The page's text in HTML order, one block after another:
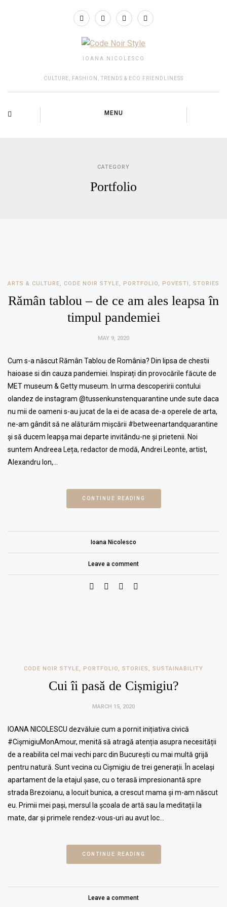
IOANA NICOLESCO
CULTURE, FASHION, TRENDS & ECO FRIENDLINESS
MENU
CATEGORY
Portfolio
ARTS & CULTURE, CODE NOIR STYLE, PORTFOLIO, POVESTI , STORIES
Rămân tablou – de ce am ales leapsa în
timpul pandemiei
MAY 9, 2020
Cum s-a născut Rămân Tablou de România? Din lipsa de chestii
haioase si din cauza pandemiei. Inspirați din provocările făcute de
MET museum & Getty museum. In urma descoperirii contului
olandez de instagram @tussenkunstenquarantine unde sute daca
nu mii de oameni s-au jucat de la ei de acasa de-a operele de arta,
ne-am gândit să ne alăturăm mișcării #betweenartandquarantine
și să ducem leapșa mai departe invitându-ne și prietenii. Noi
suntem Andreea Leța, redactor de modă, Andrei Leonte, artist,
Alexandru Ion,…
CONTINUE READING
Ioana Nicolesco
Leave a comment
CODE NOIR STYLE, PORTFOLIO, STORIES , SUSTAINABILITY
Cui îi pasă de Cișmigiu?
MARCH 15, 2020
IOANA NICOLESCU dezvăluie cum a pornit inițiativa civică
#CișmigiuMonAmour, menită să atragă atenția asupra necesității
de a reabilita cel mai vechi parc din București cu mai multă grijă
pentru natură. Sunt vecina cu Cișmigiu de trei generații. În același
apartament de la etajul șase, cu o terasă impresionantă spre
strada Brezoianu, a locuit bunica, a crescut mama și m-am născut
eu. Primii mei pași, mersul la școala de artă sau la meditații la
mate, dar și primele rendez-vous-uri au avut loc…
CONTINUE READING
Leave a comment